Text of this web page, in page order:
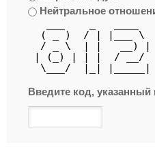
Нейтральное
( _ )  / | |___ \
/ _ \  | |   __)
| (_) | | |  / __/
\___/  |_|
Введите код,